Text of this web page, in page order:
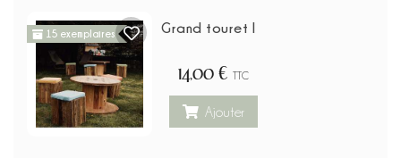
15 exemplaires Grand touret I
14,00 € TTC
Ajouter